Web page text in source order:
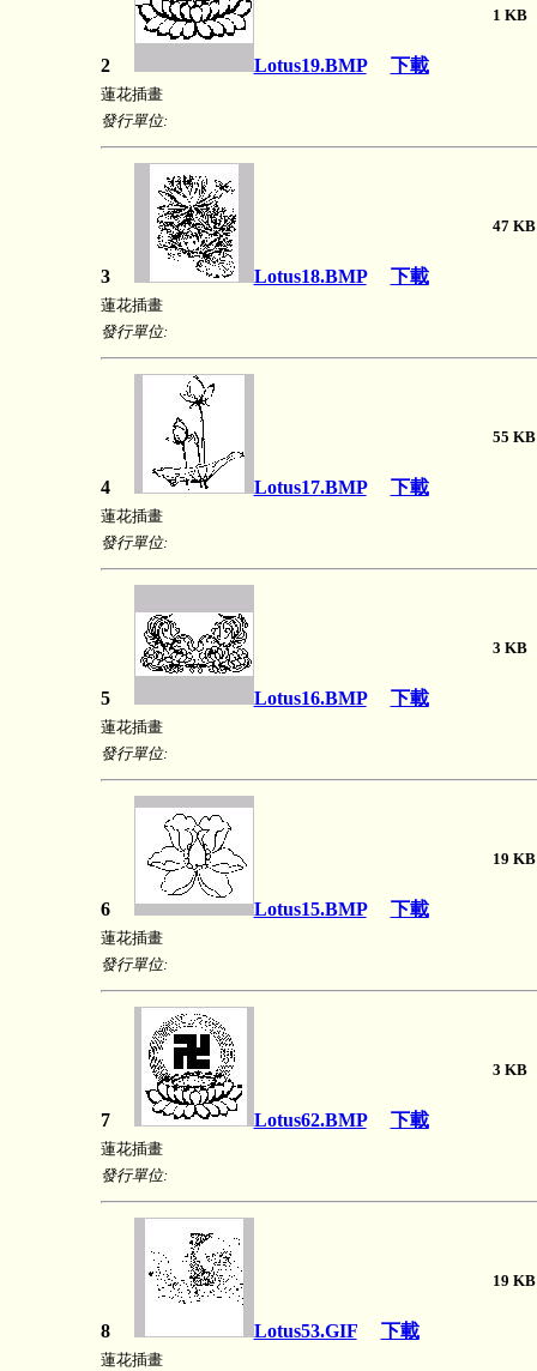
2 Lotus19.BMP 下載
1
蓮花插畫
發行單位:
3 Lotus18.BMP 下載
47
蓮花插畫
發行單位:
4 Lotus17.BMP 下載
55
蓮花插畫
發行單位:
5 Lotus16.BMP 下載
3
蓮花插畫
發行單位:
6 Lotus15.BMP 下載
19
蓮花插畫
發行單位:
7 Lotus62.BMP 下載
3
蓮花插畫
發行單位:
8 Lotus53.GIF 下載
19
蓮花插畫